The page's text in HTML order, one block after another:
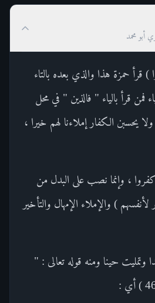
أبو محمد
قرأ حمزة هذا والذي بعده بالتاء
فمن قرأ بالياء " فالذين " في محل
ولا يحسبن الكفار إملاءنا لهم خيرا ،
، وإنما نصب على البدل من
لأنفسهم ) والإملاء الإمهال والتأخير
حينا ومنه قوله تعالى : "